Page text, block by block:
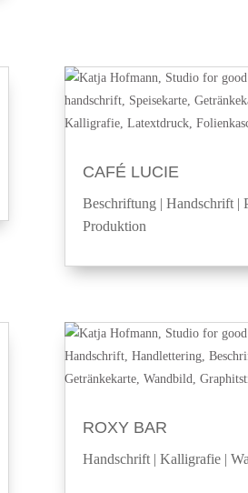
CAFÉ LUCIE
Beschriftung | Handschrift|
Produktion
ROXY BAR
Handschrift| Kalligrafie|